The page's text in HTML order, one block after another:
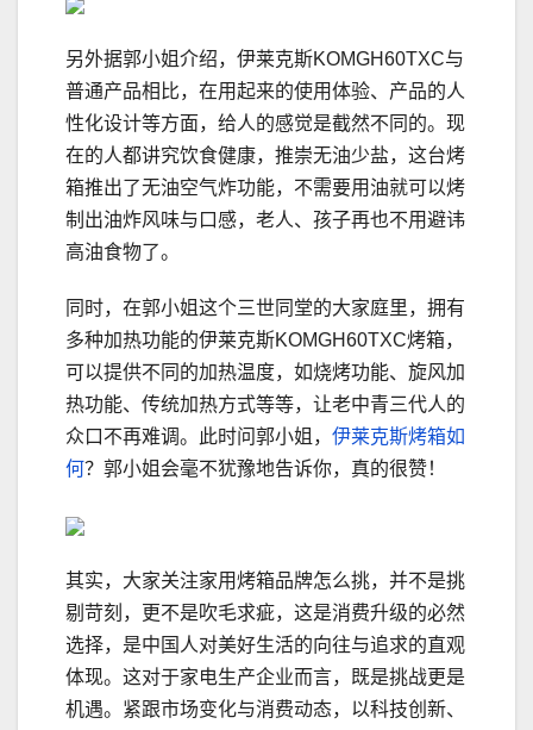
另外据郭小姐介绍，伊莱克斯KOMGH60TXC与
普通产品相比，在用起来的使用体验、产品的人
性化设计等方面，给人的感觉是截然不同的。现
在的人都讲究饮食健康，推崇无油少盐，这台烤
箱推出了无油空气炸功能，不需要用油就可以烤
制出油炸风味与口感，老人、孩子再也不用避讳
高油食物了。
同时，在郭小姐这个三世同堂的大家庭里，拥有
多种加热功能的伊莱克斯KOMGH60TXC烤箱，
可以提供不同的加热温度，如烧烤功能、旋风加
热功能、传统加热方式等等，让老中青三代人的
众口不再难调。此时问郭小姐， 伊莱克斯烤箱如
何？郭小姐会毫不犹豫地告诉你，真的很赞！
其实，大家关注家用烤箱品牌怎么挑，并不是挑
剔苛刻，更不是吹毛求疵，这是消费升级的必然
选择，是中国人对美好生活的向往与追求的直观
体现。这对于家电生产企业而言，既是挑战更是
机遇。紧跟市场变化与消费动态，以科技创新、